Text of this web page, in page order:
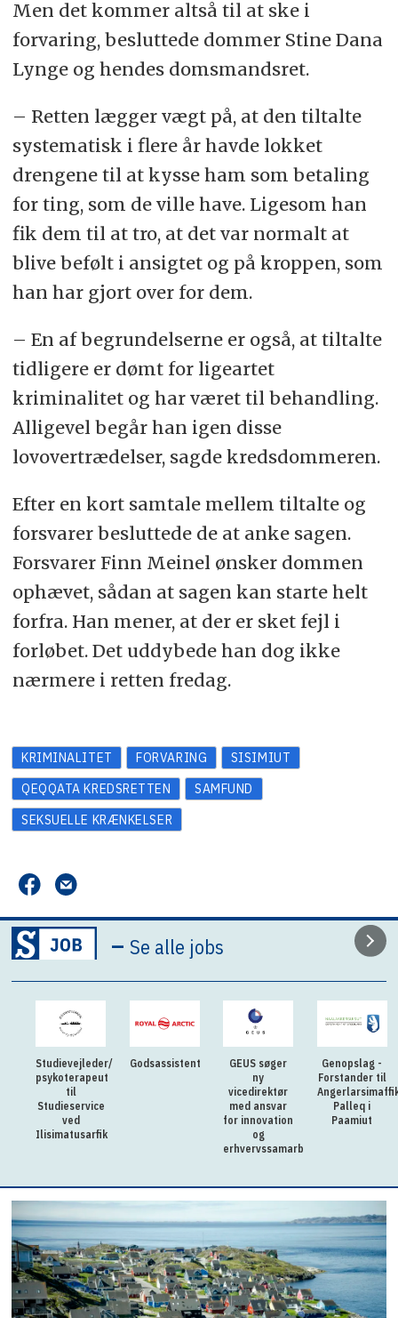
Men det kommer altså til at ske i
forvaring, besluttede dommer Stine Dana
Lynge og hendes domsmandsret.
– Retten lægger vægt på, at den tiltalte
systematisk i flere år havde lokket
drengene til at kysse ham som betaling
for ting, som de ville have. Ligesom han
fik dem til at tro, at det var normalt at
blive befølt i ansigtet og på kroppen, som
han har gjort over for dem.
– En af begrundelserne er også, at tiltalte
tidligere er dømt for ligeartet
kriminalitet og har været til behandling.
Alligevel begår han igen disse
lovovertrædelser, sagde kredsdommeren.
Efter en kort samtale mellem tiltalte og
forsvarer besluttede de at anke sagen.
Forsvarer Finn Meinel ønsker dommen
ophævet, sådan at sagen kan starte helt
forfra. Han mener, at der er sket fejl i
forløbet. Det uddybede han dog ikke
nærmere i retten fredag.
KRIMINALITET FORVARING
SISIMIUT
QEQQATA KREDSRETTEN
SAMFUND
SEKSUELLE KRÆNKELSER
–Se alle jobs
Studievejleder/
psykoterapeut
til
Studieservice
ved
Ilisimatusarfik
Godsassistent
GEUS søger
ny
vicedirektør
med ansvar
for innovation
og
erhvervssamarbejde
Genopslag -
Forstander til
Palleq i
Paamiut